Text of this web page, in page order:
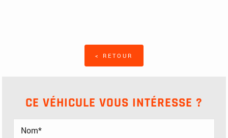
< RETOUR
CE VÉHICULE VOUS INTÉRESSE ?